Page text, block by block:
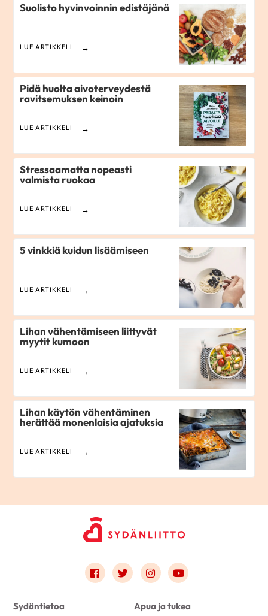
Suolisto hyvinvoinnin edistäjänä
LUE ARTIKKELI
Pidä huolta aivoterveydestä
ravitsemuksen keinoin
LUE ARTIKKELI
Stressaamatta nopeasti
valmista ruokaa
LUE ARTIKKELI
5 vinkkiä kuidun lisäämiseen
LUE ARTIKKELI
Lihan vähentämiseen liittyvät
myytit kumoon
LUE ARTIKKELI
Lihan käytön vähentäminen
herättää monenlaisia ajatuksia
LUE ARTIKKELI
Link to facebook
Link to twitter
Link to instagram
Link to youtube
Sydäntietoa Apua ja tukea